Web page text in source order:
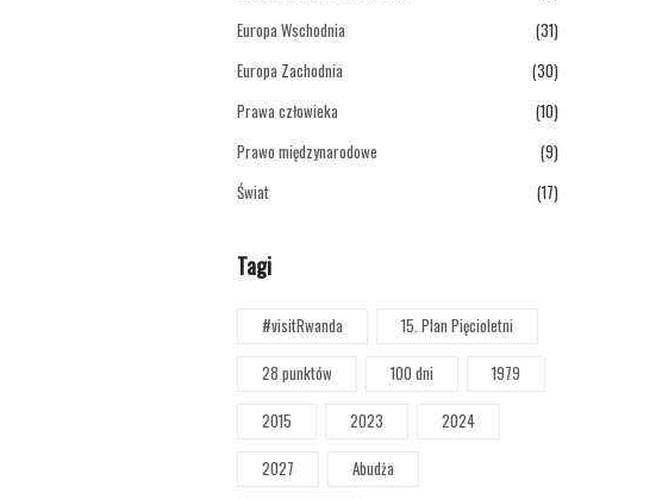
Europa Wschodnia
(31)
Europa Zachodnia
(30)
Prawa człowieka
(10)
Prawo międzynarodowe
(9)
Świat
(17)
Tagi
#visitRwanda
15. Plan Pięcioletni
28 punktów
100 dni
1979
2015
2023
2024
2027
Abudża